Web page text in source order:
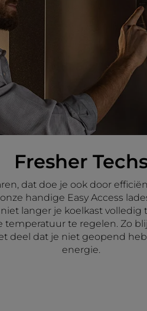
Fresher
dat doe je ook door
handige Easy Access
langer je koelkast volledig
temperatuur te regelen. Zo
deel dat je niet geopend
energie.